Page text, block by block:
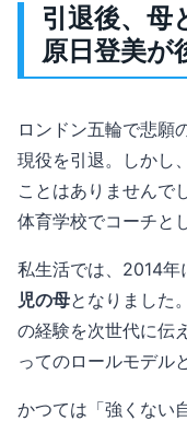
引退後、母
原日登美が
ロンドン五輪で悲願
現役を引退。しかし
ことはありませんで
体育学校でコーチと
私生活では、2014年
児の母となりました
の経験を次世代に伝
ってのロールモデル
かつては「強くない